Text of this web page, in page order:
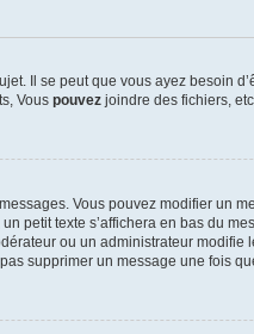
Il se peut que vous ayez besoin
Vous pouvez joindre des fichiers,
Vous pouvez modifier un
petit texte s’affichera en bas du
ou un administrateur
supprimer un message une fois